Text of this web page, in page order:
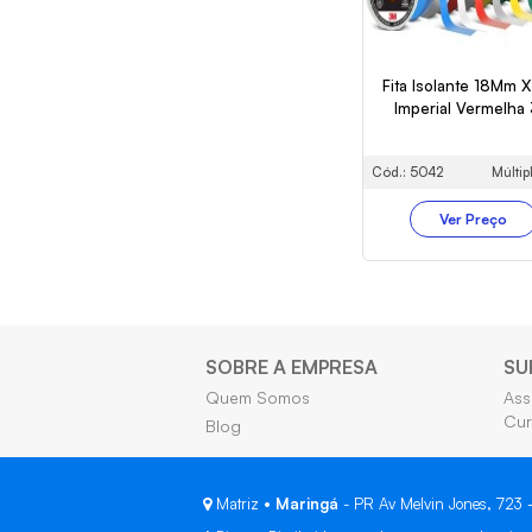
Fita Isolante 18Mm
Imperial Vermelha
Cód.: 5042
Ver Preço
SOBRE A EMPRESA
Quem Somos
Blog
Matriz • Maringá - PR Av Melvin Jones,